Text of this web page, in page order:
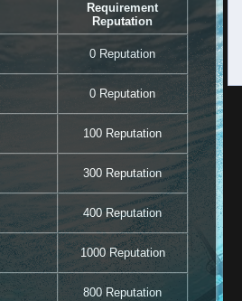
Requirement
Reputation
0 Reputation
0 Reputation
100 Reputation
300 Reputation
400 Reputation
1000 Reputation
800 Reputation